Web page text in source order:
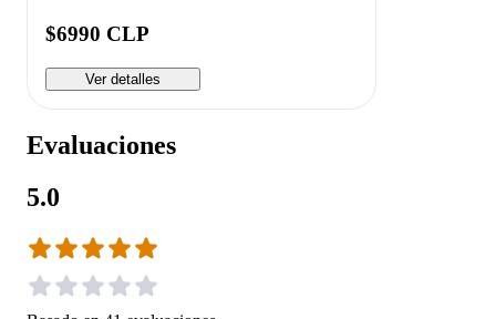
$6990 CLP
Ver detalles
Evaluaciones
5.0